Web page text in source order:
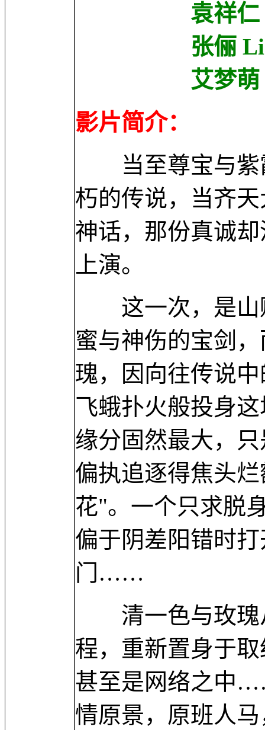
袁祥仁
张俪 Li
艾梦萌
影片简介：
当至尊宝与紫
朽的传说，当齐
神话，那份真诚
上演。
这一次，是山
蜜与神伤的宝剑
瑰，因向往传说
飞蛾扑火般投身
缘分固然最大，
偏执追逐得焦头
花"。一个只求脱
偏于阴差阳错时
门……
清一色与玫瑰
程，重新置身于
甚至是网络之中
情原景，原班人